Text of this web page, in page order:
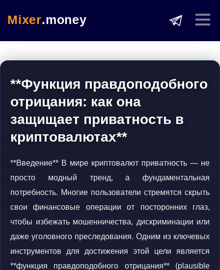
Mixer.money
**Функция правдоподобного
отрицания: как она
защищает приватность в
криптовалютах**
**Введение** В мире криптовалют приватность — не
просто модный тренд, а фундаментальная
потребность. Многие пользователи стремятся скрыть
свои финансовые операции от посторонних глаз,
чтобы избежать мошенничества, дискриминации или
даже уголовного преследования. Одним из ключевых
инструментов для достижения этой цели является
**функция правдоподобного отрицания** (plausible